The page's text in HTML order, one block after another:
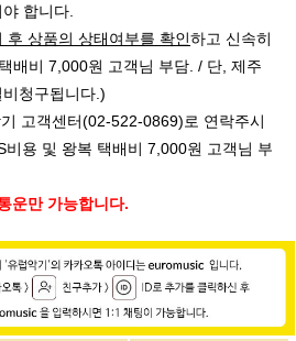
합니다.
후 상품의 상태여부를 확인하고 신속히
배비 7,000원 고객님 부담. / 단, 제주
청구됩니다.)
고객센터(02-522-0869)로 연락주시
비용 및 왕복 택배비 7,000원 고객님 부
운만 가능합니다.